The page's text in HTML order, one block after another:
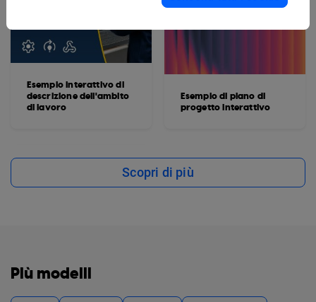
Esempio interattivo di
descrizione dell'ambito
di lavoro
Esempio di piano di
progetto interattivo
Scopri di più
Più modelli